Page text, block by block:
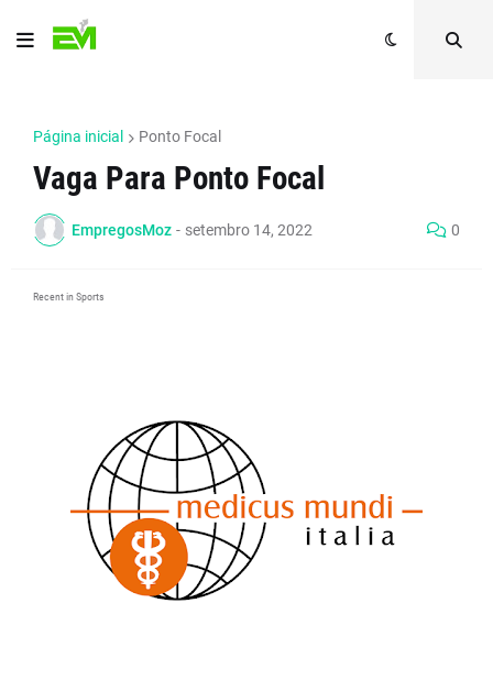
Página inicial Ponto Focal
Vaga Para Ponto Focal
EmpregosMoz - setembro 14, 2022 0
Recent in Sports